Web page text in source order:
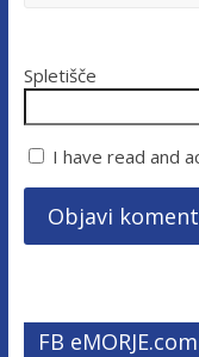
Spletišče
I have read and
FB eMORJE.com